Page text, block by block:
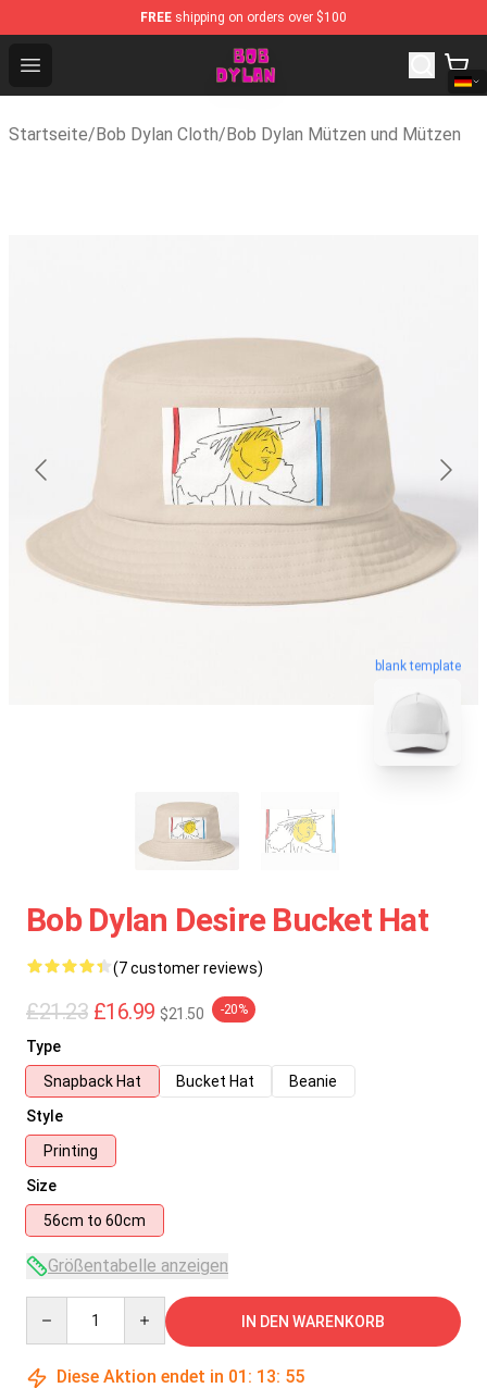
FREE shipping on orders over $100
Open menu
Bob Dylan Store - Official Bob Dylan Merchandise Shop
Startseite/Bob Dylan Cloth/Bob Dylan Mützen und Mützen
blank template
Bob Dylan Desire Bucket Hat
(7 customer reviews)
£21.23 £16.99 $21.50 -20%
Type
Snapback Hat
Bucket Hat
Beanie
Style
Printing
Size
56cm to 60cm
Größentabelle anzeigen
IN DEN WARENKORB
Diese Aktion endet in 01 : 13: 55